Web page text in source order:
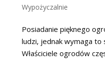
Wypożyczalnie
Posiadanie pięknego
ludzi, jednak wymaga to
Właściciele ogrodów